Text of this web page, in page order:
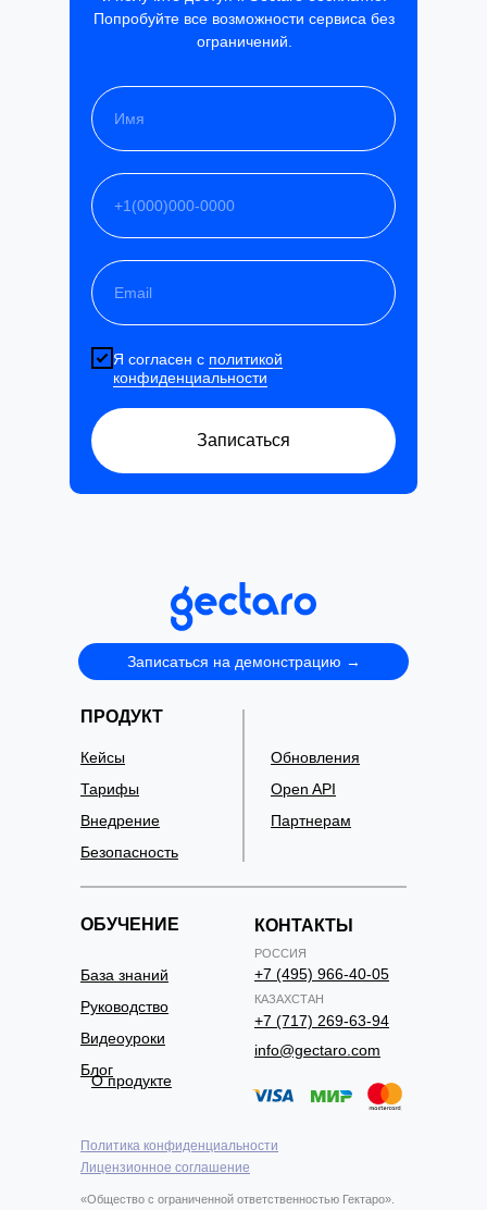
Попробуйте все возможности сервиса без
ограничений.
Я согласен с политикой
конфиденциальности
Записаться
ПРОДУКТ
Внедрение
Безопасность
Обновления
ОБУЧЕНИЕ
Руководство
Видеоуроки
Open API
КОНТАКТЫ
+7 (495) 966-40-05
info@gectaro.com
Политика конфиденциальности
Кейсы
Тарифы
Лицензионное соглашение
«Общество с ограниченной ответственностью Гектаро».
База знаний
Партнерам
Блог
О продукте
+7 (717) 269-63-94
Записаться на демонстрацию →
РОССИЯ
КАЗАХСТАН